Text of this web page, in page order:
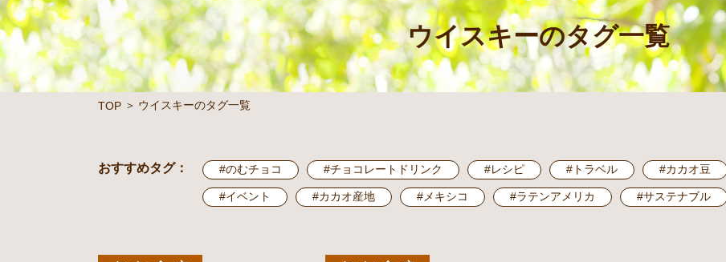
ウイスキーのタグ一覧
TOP ウイスキーのタグ一覧
おすすめタグ： #のむチョコ #チョコレートドリンク #レシピ #トラベル #カカオ豆
#イベント #カカオ産地 #メキシコ #ラテンアメリカ #サステナブル